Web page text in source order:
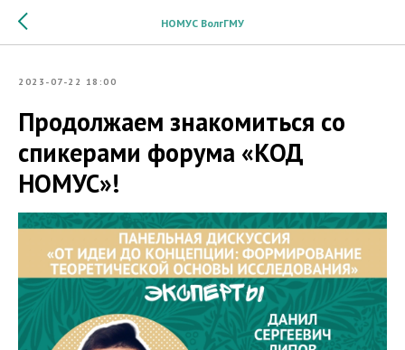
НОМУС ВолгГМУ
2023-07-22 18:00
Продолжаем знакомиться со
спикерами форума «КОД
НОМУС»!